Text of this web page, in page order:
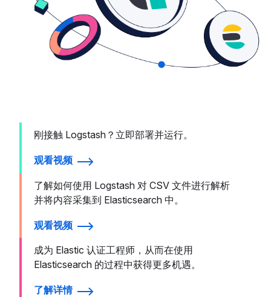
刚接触 Logstash？立即部署并运行。
观看视频
了解如何使用 Logstash 对 CSV 文件进行解析
并将内容采集到 Elasticsearch 中。
观看视频
成为 Elastic 认证工程师，从而在使用
Elasticsearch 的过程中获得更多机遇。
了解详情